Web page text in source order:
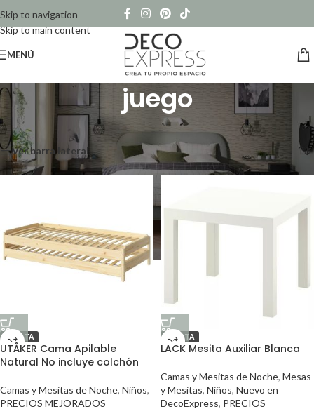
Skip to navigation
Skip to main content
MENÚ
juego
Inicio/ Productos etiquetados “juego” Mostrando los 7 resultados
Ver barra lateral
OFERTA
UTÅKER Cama Apilable
Natural No incluye colchón
Camas y Mesitas de Noche, Niños,
PRECIOS MEJORADOS
OFERTA
LACK Mesita Auxiliar Blanca
Camas y Mesitas de Noche, Mesas
y Mesitas, Niños, Nuevo en
DecoExpress, PRECIOS